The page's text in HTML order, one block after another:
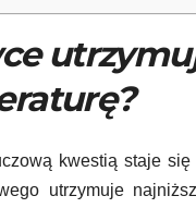
kwestią staje się
utrzymuje